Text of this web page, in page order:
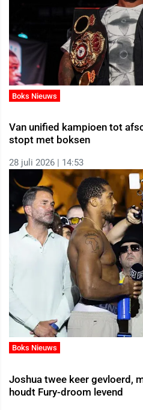
Boks Nieuws
Van unified kampioen tot
stopt met boksen
28 juli 2026 | 14:53
Boks Nieuws
Joshua twee keer gevloerd,
houdt Fury-droom levend